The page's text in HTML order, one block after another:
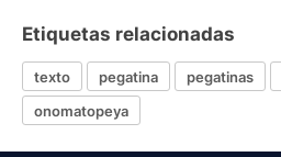
Etiquetas relacionadas
texto pegatina pegatinas
onomatopeya